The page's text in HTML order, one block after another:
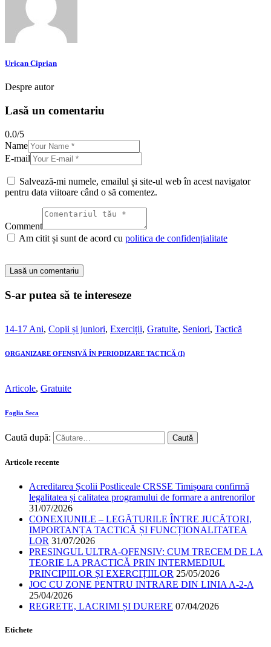
Urican Ciprian
Despre autor
Lasă un comentariu
0.0/5
Name
E-mail
Salvează-mi numele, emailul și site-ul web în acest navigator
pentru data viitoare când o să comentez.
Comment
Am citit și sunt de acord cu politica de confidențialitate
S-ar putea să te intereseze
14-17 Ani, Copii și juniori, Exerciții, Gratuite, Seniori, Tactică
ORGANIZARE OFENSIVĂ ÎN PERIODIZARE TACTICĂ (I)
Articole, Gratuite
Foglia Seca
Caută după:
Articole recente
Acreditarea Școlii Postliceale CRSSE Timișoara confirmă
legalitatea și calitatea programului de formare a antrenorilor
31/07/2026
CONEXIUNILE – LEGĂTURILE ÎNTRE JUCĂTORI,
IMPORTANȚA TACTICĂ ȘI FUNCȚIONALITATEA
LOR 31/07/2026
PRESINGUL ULTRA-OFENSIV: CUM TRECEM DE LA
TEORIE LA PRACTICĂ PRIN INTERMEDIUL
PRINCIPIILOR ȘI EXERCIȚIILOR 25/05/2026
JOC CU ZONE PENTRU INTRARE DIN LINIA A-2-A
25/04/2026
REGRETE, LACRIMI ȘI DURERE 07/04/2026
Etichete